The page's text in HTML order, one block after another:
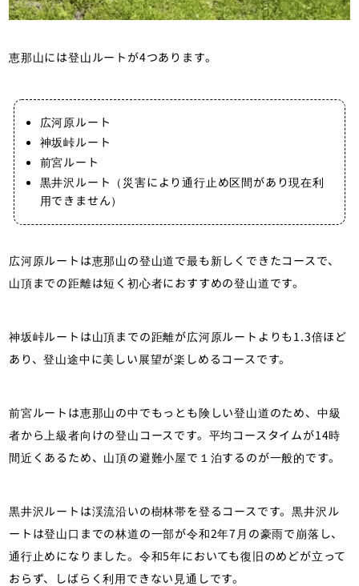
恵那山には登山ルートが4つあります。
広河原ルート
神坂峠ルート
前宮ルート
黒井沢ルート （災害により通行止め区間があり現在利
用できません）
広河原ルートは恵那山の登山道で最も新しくできたコースで、
山頂までの距離は短く初心者におすすめの登山道です。
神坂峠ルートは山頂までの距離が広河原ルートよりも1.3倍ほど
あり、登山途中に美しい展望が楽しめるコースです。
前宮ルートは恵那山の中でもっとも険しい登山道のため、中級
者から上級者向けの登山コースです。平均コースタイムが14時
間近くあるため、山頂の避難小屋で１泊するのが一般的です。
黒井沢ルートは渓流沿いの樹林帯を登るコースです。黒井沢ル
ートは登山口までの林道の一部が令和2年7月の豪雨で崩落し、
通行止めになりました。令和5年においても復旧のめどが立って
おらず、しばらく利用できない見通しです。